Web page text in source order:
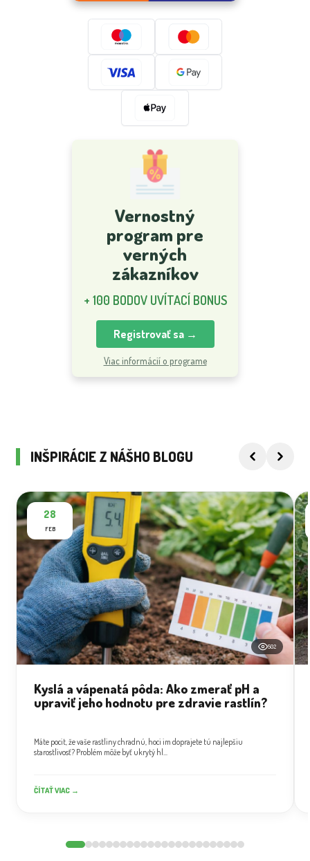
Vernostný
program pre
verných
zákazníkov
+ 100 BODOV UVÍTACÍ BONUS
Registrovať sa →
Viac informácií o programe
INŠPIRÁCIE Z NÁŠHO BLOGU
28
FEB
502
Kyslá a vápenatá pôda: Ako zmerať pH a
upraviť jeho hodnotu pre zdravie rastlín?
Máte pocit, že vaše rastliny chradnú, hoci im doprajete tú najlepšiu
starostlivosť? Problém môže byť ukrytý hl...
ČÍTAŤ VIAC →